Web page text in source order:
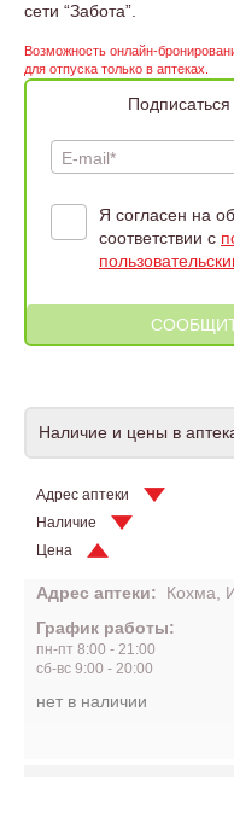
сети “Забота”.
Возможность онлайн-
для отпуска только в аптеках.
E-mail*
Я согласен на
соответствии с
Наличие и цены в
Адрес аптеки
Наличие
Цена
Адрес аптеки:
Кохма,
График работы:
пн-пт 8:00 - 21:00
сб-вс 9:00 - 20:00
нет в наличии